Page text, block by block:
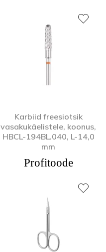
Karbiid freesiotsik
vasakukäelistele, koonus,
HBCL-194BL.040, L-14,0
mm
Profitoode